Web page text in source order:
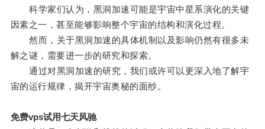
科学家们认为，黑洞加速可能是宇宙中星系演化的关键
因素之一，甚至能够影响整个宇宙的结构和演化过程。
然而，关于黑洞加速的具体机制以及影响仍然有很多未
解之谜，需要进一步的研究和探索。
通过对黑洞加速的研究，我们或许可以更深入地了解宇
宙的运行规律，揭开宇宙奥秘的面纱。
免费vps试用七天风驰